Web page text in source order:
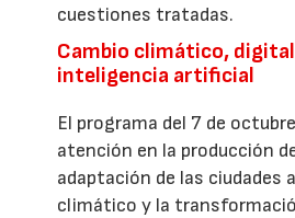
cuestiones tratadas.
Cambio climático,
inteligencia artificial
El programa del 7 de
atención en la producción
adaptación de las ciudades
climático y la